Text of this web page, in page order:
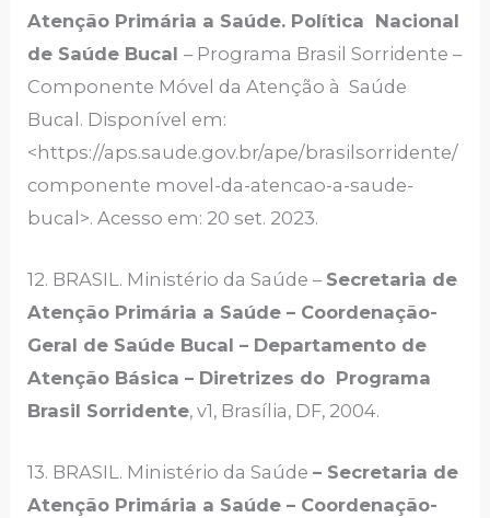
Atenção Primária a Saúde. Política Nacional
de Saúde Bucal– Programa Brasil Sorridente –
Componente Móvel da Atenção à Saúde
Bucal. Disponível em:
<https://aps.saude.gov.br/ape/brasilsorridente/
componente movel-da-atencao-a-saude-
bucal>. Acesso em: 20 set. 2023.
12. BRASIL. Ministério da Saúde – Secretaria de
Atenção Primária a Saúde – Coordenação-
Geral de Saúde Bucal – Departamento de
Atenção Básica – Diretrizes do Programa
Brasil Sorridente, v1, Brasília, DF, 2004.
13. BRASIL. Ministério da Saúde– Secretaria de
Atenção Primária a Saúde – Coordenação-